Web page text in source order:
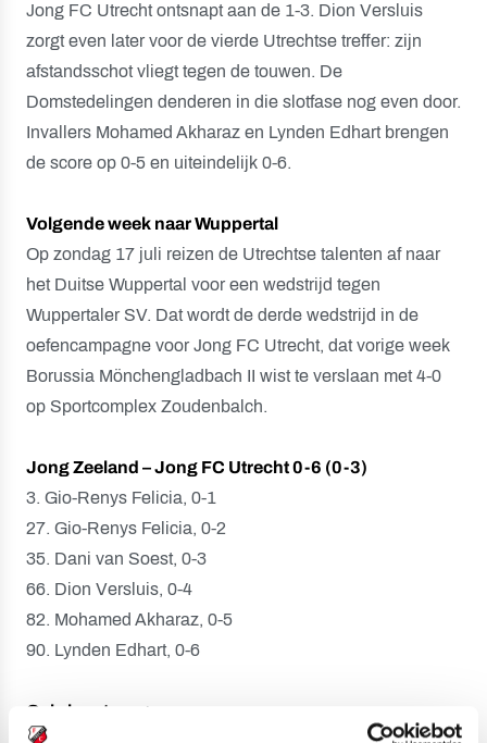
Jong FC Utrecht ontsnapt aan de 1-3. Dion Versluis
zorgt even later voor de vierde Utrechtse treffer: zijn
afstandsschot vliegt tegen de touwen. De
Domstedelingen denderen in die slotfase nog even door.
Invallers Mohamed Akharaz en Lynden Edhart brengen
de score op 0-5 en uiteindelijk 0-6.
Volgende week naar Wuppertal
Op zondag 17 juli reizen de Utrechtse talenten af naar
het Duitse Wuppertal voor een wedstrijd tegen
Wuppertaler SV. Dat wordt de derde wedstrijd in de
oefencampagne voor Jong FC Utrecht, dat vorige week
Borussia Mönchengladbach II wist te verslaan met 4-0
op Sportcomplex Zoudenbalch.
Jong Zeeland – Jong FC Utrecht 0-6 (0-3)
3. Gio-Renys Felicia, 0-1
27. Gio-Renys Felicia, 0-2
35. Dani van Soest, 0-3
66. Dion Versluis, 0-4
82. Mohamed Akharaz, 0-5
90. Lynden Edhart, 0-6
Gele kaarten: geen.